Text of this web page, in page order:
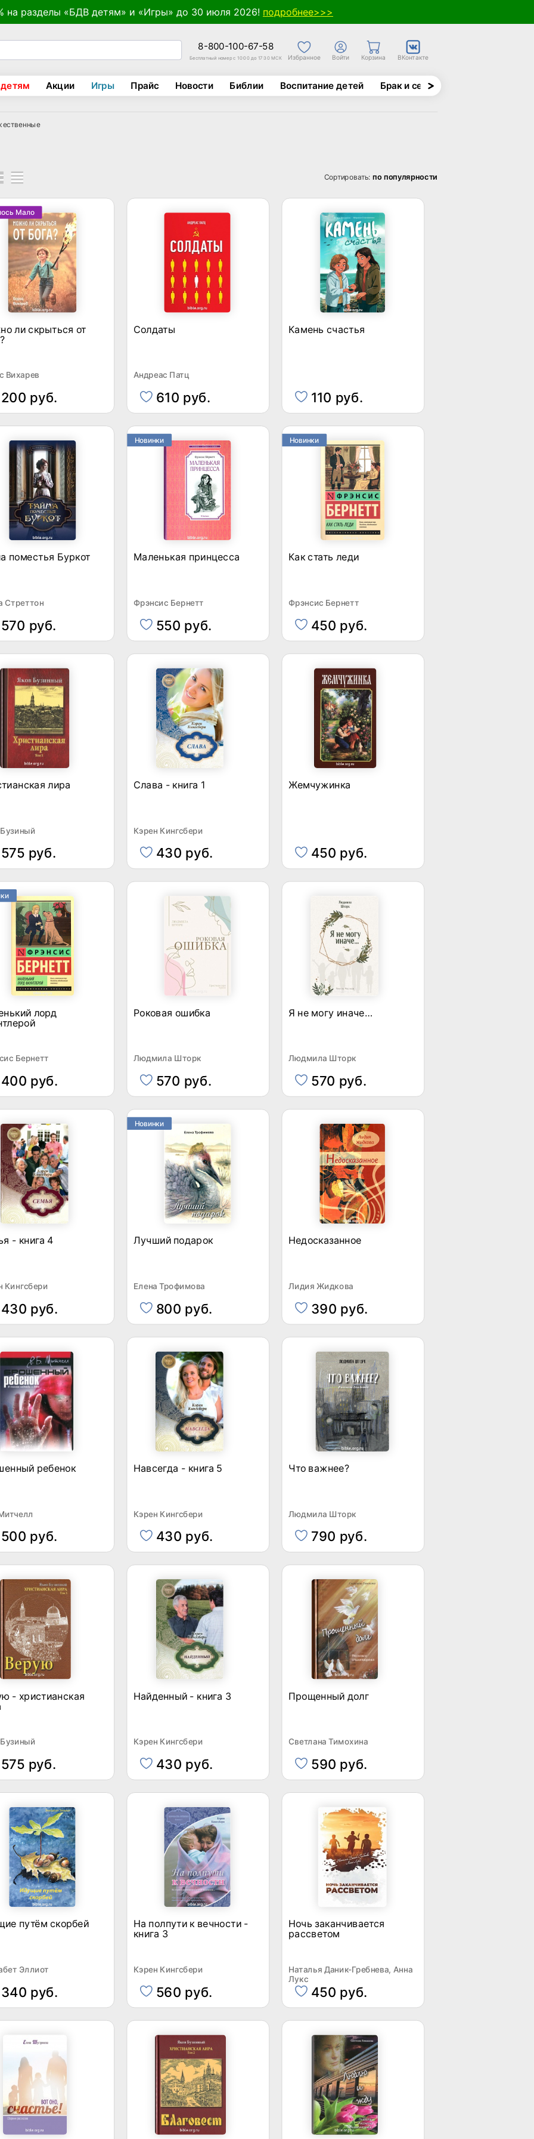
на разделы «БДВ детям» и «Игры» до 30 июля 2026! подробнее>>>
8-800-100-67-58
Бесплатный номер с 10:00 до 17:30 МСК Избранное Войти Корзина ВКонтакте
Акции Игры Прайс Новости Библии Воспитание детей Брак и семья
Сортировать:по популярности
Мало
ли скрыться от
Вихарев
200 руб.
Солдаты
Андреас Патц
610 руб.
Камень счастья
110 руб.
поместья Буркот
Стреттон
570 руб.
Новинки
Маленькая принцесса
Фрэнсис Бернетт
550 руб.
Новинки
Как стать леди
Фрэнсис Бернетт
450 руб.
лира
575 руб.
Слава - книга 1
Кэрен Кингсбери
430 руб.
Жемчужинка
450 руб.
лорд
Бернетт
400 руб.
Роковая ошибка
Людмила Шторк
570 руб.
Я не могу иначе…
Людмила Шторк
570 руб.
- книга 4
Кингсбери
430 руб.
Новинки
Лучший подарок
Елена Трофимова
800 руб.
Недосказанное
Лидия Жидкова
390 руб.
ребенок
500 руб.
Навсегда - книга 5
Кэрен Кингсбери
430 руб.
Что важнее?
Людмила Шторк
790 руб.
- христианская
575 руб.
Найденный - книга 3
Кэрен Кингсбери
430 руб.
Прощенный долг
Светлана Тимохина
590 руб.
путём скорбей
Эллиот
340 руб.
На полпути к вечности -
книга 3
Кэрен Кингсбери
560 руб.
Ночь заканчивается
рассветом
Наталья Даник-Гребнева, Анна
Лукс
450 руб.